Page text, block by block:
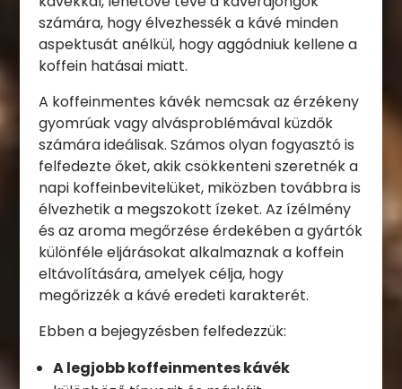
számára, hogy élvezhessék a kávé minden
aspektusát anélkül, hogy aggódniuk kellene a
koffein hatásai miatt.
A koffeinmentes kávék nemcsak az érzékeny
gyomrúak vagy alvásproblémával küzdők
számára ideálisak. Számos olyan fogyasztó is
felfedezte őket, akik csökkenteni szeretnék a
napi koffeinbevitelüket, miközben továbbra is
élvezhetik a megszokott ízeket. Az ízélmény
és az aroma megőrzése érdekében a gyártók
különféle eljárásokat alkalmaznak a koffein
eltávolítására, amelyek célja, hogy
megőrizzék a kávé eredeti karakterét.
Ebben a bejegyzésben felfedezzük:
A legjobb koffeinmentes kávék